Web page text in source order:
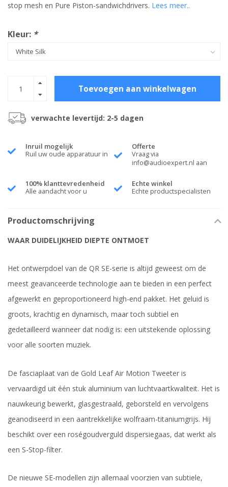
stop mesh en Pure Piston-sandwichdrivers. Lees meer..
Kleur: *
Toevoegen aan winkelwagen
verwachte levertijd: 2-5 dagen
Inruil mogelijk
Ruil uw oude apparatuur in
Offerte
Vraag via
info@audioexpert.nl aan
100% klanttevredenheid
Alle aandacht voor u
Echte winkel
Echte productspecialisten
Productomschrijving
WAAR DUIDELIJKHEID DIEPTE ONTMOET
Het ontwerpdoel van de QR SE-serie is altijd geweest om de
meest geavanceerde technologie aan te bieden in een perfect
afgewerkt en geproportioneerd high-end pakket. Het geluid is
groots, krachtig en dynamisch, maar toch subtiel en
gedetailleerd wanneer dat nodig is: een uitstekende oplossing
voor alle soorten muziek.
De fasciaplaat van de Gold Leaf Air Motion Tweeter is
vervaardigd uit één stuk aluminium van luchtvaartkwaliteit. Het is
nauwkeurig bewerkt, glasgestraald, geborsteld en vervolgens
geanodiseerd in een aantrekkelijke wolfraam-titaniumgrijs. Hij
beschikt over een roségoudverguld dispersiegaas, dat werkt als
een S-Stop-filter.
De nieuwe SE-modellen zijn allemaal voorzien van subtiele,